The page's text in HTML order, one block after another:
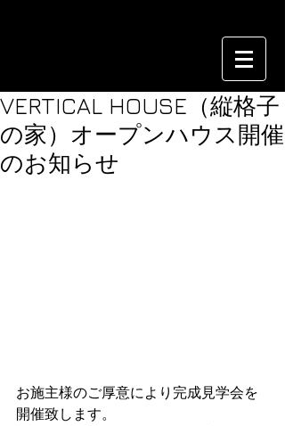
VERTICAL HOUSE（縦格子
の家）オープンハウス開催
のお知らせ
お施主様のご厚意により完成見学会を
開催致します。